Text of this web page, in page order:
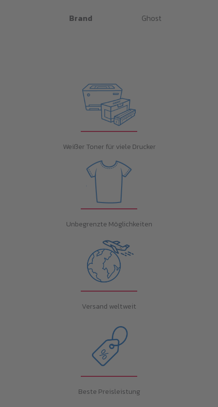
Brand Ghost
Weißer Toner für viele Drucker
Unbegrenzte Möglichkeiten
Versand weltweit
Beste Preisleistung